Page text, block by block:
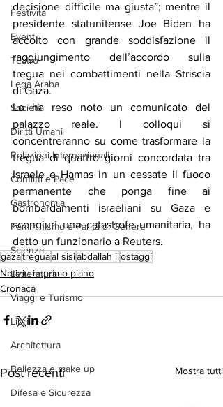
Festività
Eventi
Teatro
Lega Araba
Società
Diritti Umani
Relazioni Internazionali
Conflitti e Pace
Gastronomia
Femminismo e Parità di Genere
Scienza
Letteratura
Viaggi e Turismo
Libri
Architettura
Bellezza e make up
Difesa e Sicurezza
decisione difficile ma giusta”; mentre il
presidente statunitense Joe Biden ha
accolto con grande soddisfazione il
raggiungimento dell’accordo sulla
tregua nei combattimenti nella Striscia
di Gaza.
Lo ha reso noto un comunicato del
palazzo reale. I colloqui si
concentreranno su come trasformare la
tregua di quattro giorni concordata tra
Israele e Hamas in un cessate il fuoco
permanente che ponga fine ai
bombardamenti israeliani su Gaza e
scongiuri una catastrofe umanitaria, ha
detto un funzionario a Reuters.
gazatreguaal sisiabdallah iiostaggi
Notizie in primo piano
Cronaca
Post recenti Mostra tutti